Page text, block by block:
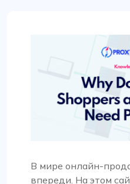
В мире онлайн-
впереди. На этом